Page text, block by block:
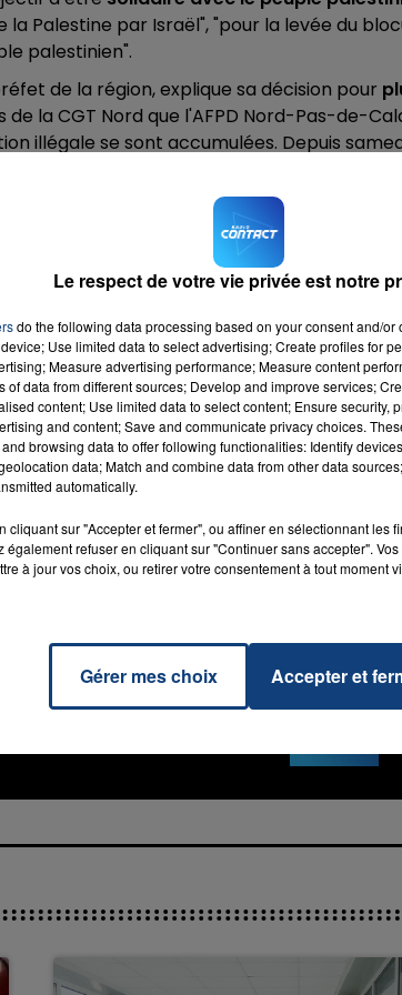
la Palestine par Israël", "pour la levée du
palestinien".
de la région, explique sa décision pour
la CGT Nord que l'AFPD Nord-Pas-de-
illégale se sont accumulées. Depuis
lui, dans le contexte actuel, quelques jours
Palestine est "susceptible d'être le lieu
pénalement répréhensibles". Cela
. Ces derniers sont déjà mobilisés pour la
pour la journée nationale d'action
, préfet du#Nord, a décidé
Nord Pas-de-Calais" demain, le 12
DL8hQCrF3T
(@prefet59)October 11, 2023
RADIO CONTACT
7h00 - 11h00
Le respect de votre vie privée est notre
do the following data processing based on your consent and/or
Use limited data to select advertising; Create profiles for
Measure advertising performance; Measure content
of data from different sources; Develop and improve services;
content; Use limited data to select content; Ensure security,
and content; Save and communicate privacy choices.
browsing data to offer following functionalities: Identify
data; Match and combine data from other data
automatically.
cliquant sur "Accepter et fermer", ou affiner en sélectionnant les
également refuser en cliquant sur "Continuer sans accepter".
à jour vos choix, ou retirer votre consentement à tout moment
Gérer mes choix Accepter et